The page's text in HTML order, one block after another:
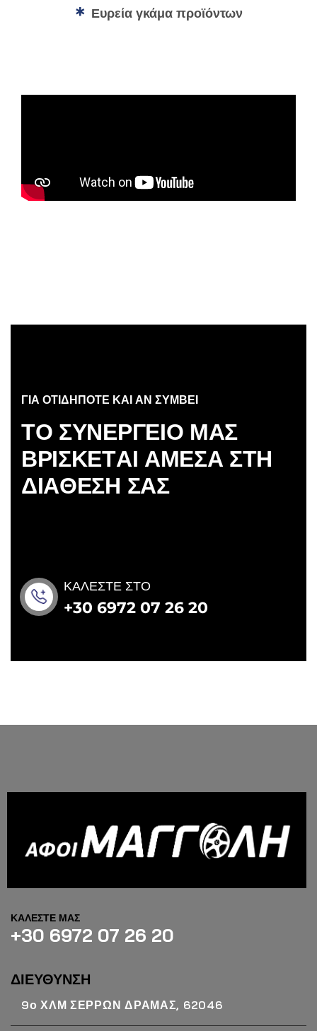
Ευρεία γκάμα προϊόντων
ΓΙΑ ΟΤΙΔΗΠΟΤΕ ΚΑΙ ΑΝ ΣΥΜΒΕΙ
ΤΟ ΣΥΝΕΡΓΕΙΟ ΜΑΣ
ΒΡΙΣΚΕΤΑΙ ΑΜΕΣΑ ΣΤΗ
ΔΙΑΘΕΣΗ ΣΑΣ
ΚΑΛΕΣΤΕ ΣΤΟ
+30 6972 07 26 20
ΚΑΛΕΣΤΕ ΜΑΣ
+30 6972 07 26 20
ΔΙΕΥΘΥΝΣΗ
9ο ΧΛΜ ΣΕΡΡΩΝ ΔΡΑΜΑΣ, 62046